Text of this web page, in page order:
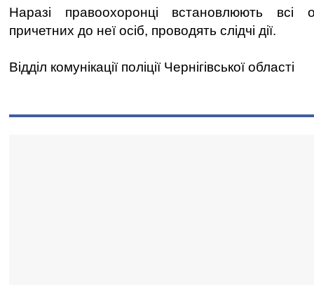
Наразі правоохоронці встановлюють всі
причетних до неї осіб, проводять слідчі дії.
Відділ комунікації поліції Чернігівської області